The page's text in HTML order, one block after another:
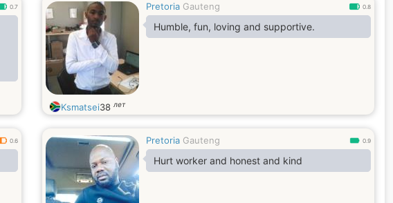
0.7 Pretoria Gauteng 0.8
Humble, fun, loving and supportive.
Ksmatsei38 лет
0.6 Pretoria Gauteng 0.9
Hurt worker and honest and kind